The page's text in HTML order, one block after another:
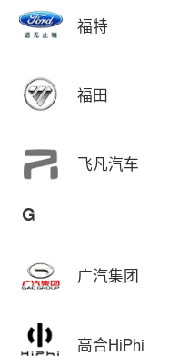
福特
福田
飞凡汽车
G
广汽集团
高合HiPhi